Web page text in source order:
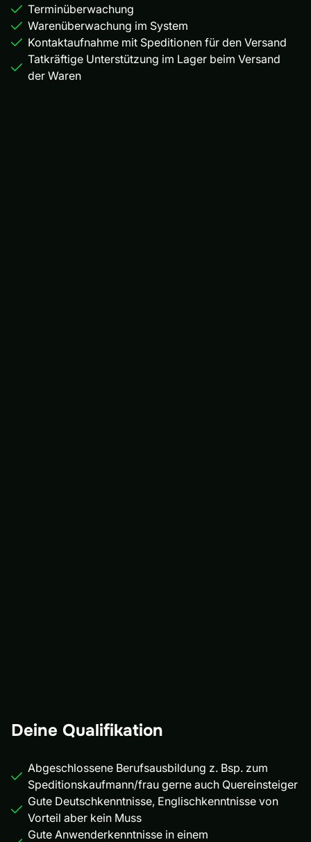
Terminüberwachung
Warenüberwachung im System
Kontaktaufnahme mit Speditionen für den Versand
Tatkräftige Unterstützung im Lager beim Versand
der Waren
Deine Qualifikation
Abgeschlossene Berufsausbildung z. Bsp. zum
Speditionskaufmann/frau gerne auch Quereinsteiger
Gute Deutschkenntnisse, Englischkenntnisse von
Vorteil aber kein Muss
Gute Anwenderkenntnisse in einem